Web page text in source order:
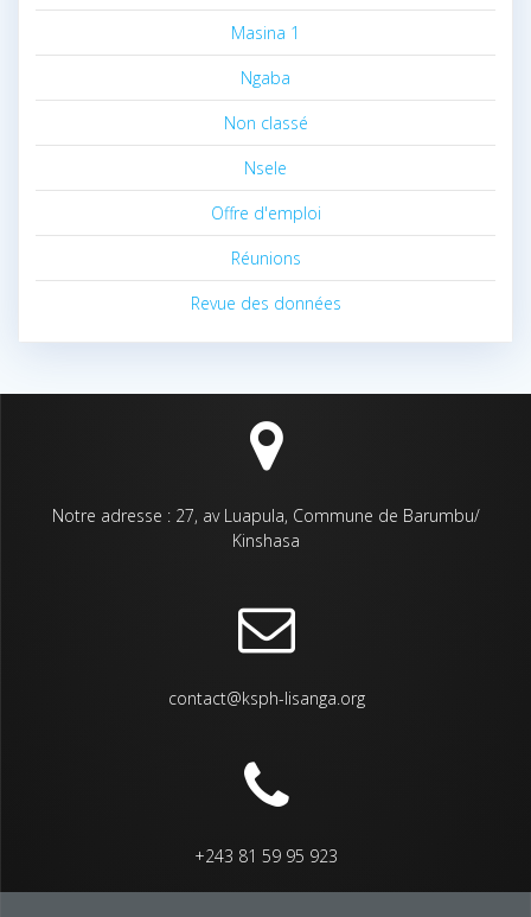
Masina 1
Ngaba
Non classé
Nsele
Offre d'emploi
Réunions
Revue des données
Notre adresse : 27, av Luapula, Commune de Barumbu/
Kinshasa
contact@ksph-lisanga.org
+243 81 59 95 923